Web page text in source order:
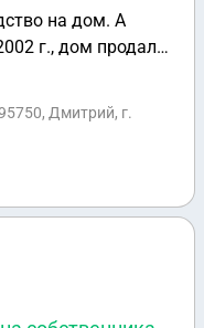
на дом. А
г., дом продали,
И теперь по факту
Спасибо.
Дмитрий, г.